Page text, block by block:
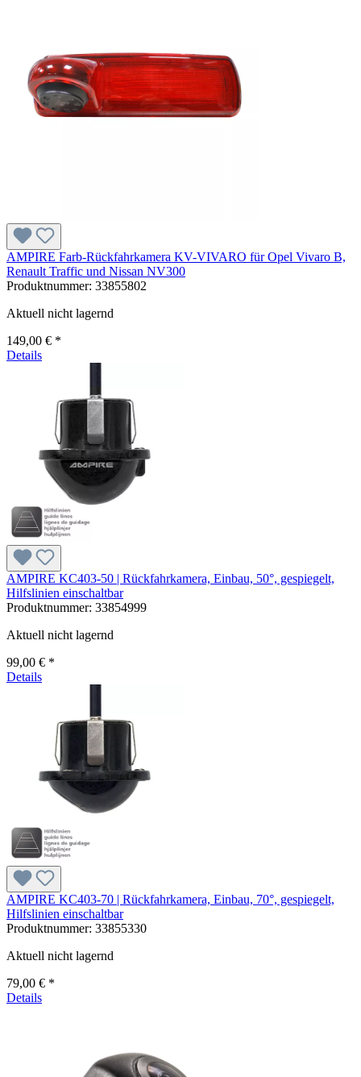
AMPIRE Farb-Rückfahrkamera KV-VIVARO für Opel Vivaro B,
Renault Traffic und Nissan NV300
Produktnummer: 33855802
Aktuell nicht lagernd
149,00 € *
Details
AMPIRE KC403-50 | Rückfahrkamera, Einbau, 50°, gespiegelt,
Hilfslinien einschaltbar
Produktnummer: 33854999
Aktuell nicht lagernd
99,00 € *
Details
AMPIRE KC403-70 | Rückfahrkamera, Einbau, 70°, gespiegelt,
Hilfslinien einschaltbar
Produktnummer: 33855330
Aktuell nicht lagernd
79,00 € *
Details